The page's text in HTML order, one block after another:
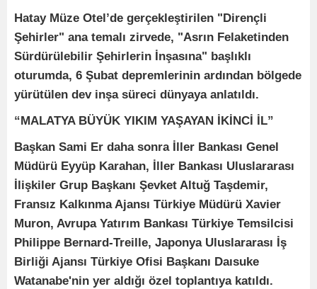
Hatay Müze Otel’de gerçekleştirilen "Dirençli
Şehirler" ana temalı zirvede, "Asrın Felaketinden
Sürdürülebilir Şehirlerin İnşasına" başlıklı
oturumda, 6 Şubat depremlerinin ardından bölgede
yürütülen dev inşa süreci dünyaya anlatıldı.
“MALATYA BÜYÜK YIKIM YAŞAYAN İKİNCİ İL”
Başkan Sami Er daha sonra İller Bankası Genel
Müdürü Eyyüp Karahan, İller Bankası Uluslararası
İlişkiler Grup Başkanı Şevket Altuğ Taşdemir,
Fransız Kalkınma Ajansı Türkiye Müdürü Xavier
Muron, Avrupa Yatırım Bankası Türkiye Temsilcisi
Philippe Bernard-Treille, Japonya Uluslararası İş
Birliği Ajansı Türkiye Ofisi Başkanı Daısuke
Watanabe'nin yer aldığı özel toplantıya katıldı.